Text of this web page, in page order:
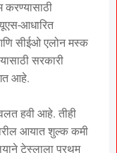
करण्यासाठी
आधारित
सीईओ एलोन मस्क
सरकारी
आहे.
हवी आहे. तीही
आयात शुल्क कमी
टेस्लाला प्रथम